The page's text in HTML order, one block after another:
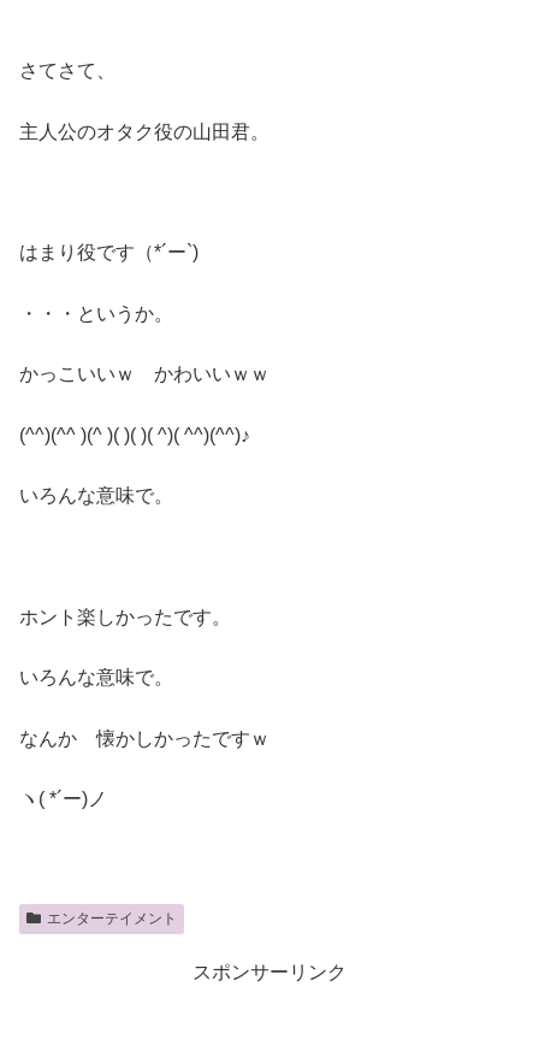
さてさて、
主人公のオタク役の山田君。
はまり役です（*´ー`)
・・・というか。
かっこいいｗ かわいいｗｗ
(^^)(^^ )(^ )( )( )( ^)( ^^)(^^)♪
いろんな意味で。
ホント楽しかったです。
いろんな意味で。
なんか 懐かしかったですｗ
ヽ( *´ー)ノ
エンターテイメント
スポンサーリンク